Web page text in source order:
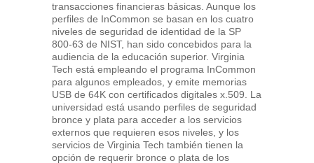
transacciones financieras básicas. Aunque los
perfiles de InCommon se basan en los cuatro
niveles de seguridad de identidad de la SP
800-63 de NIST, han sido concebidos para la
audiencia de la educación superior. Virginia
Tech está empleando el programa InCommon
para algunos empleados, y emite memorias
USB de 64K con certificados digitales x.509. La
universidad está usando perfiles de seguridad
bronce y plata para acceder a los servicios
externos que requieren esos niveles, y los
servicios de Virginia Tech también tienen la
opción de requerir bronce o plata de los